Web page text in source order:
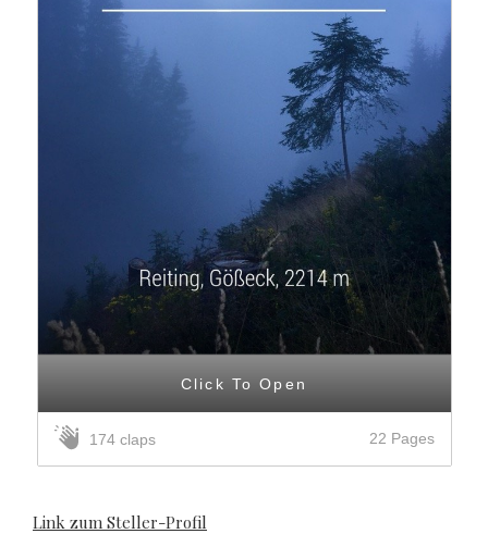
Click To Open
174 claps 22 Pages
Link zum Steller-Profil